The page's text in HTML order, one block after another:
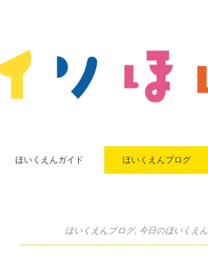
ほいくえんガイド ほいくえんブログ
ほいくえんブログ, 今日のほいくえん